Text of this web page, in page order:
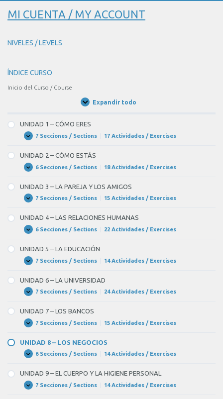
MI CUENTA / MY ACCOUNT
NIVELES / LEVELS
ÍNDICE CURSO
Inicio del Curso / Course
Expandir todo
Unidades
UNIDAD 1 – CÓMO ERES
Expandir
UNIDAD
–
CÓMO
ERES
7 Secciones / Sections 17 Actividades / Exercises
UNIDAD 2 – CÓMO ESTÁS
Expandir
UNIDAD
–
CÓMO
ESTÁS
6 Secciones / Sections 18 Actividades / Exercises
UNIDAD 3 – LA PAREJA Y LOS AMIGOS
Expandir
UNIDAD
–
LA
PAREJA
Y
AMIGOS
7 Secciones / Sections 15 Actividades / Exercises
UNIDAD 4 – LAS RELACIONES HUMANAS
Expandir
UNIDAD
–
LAS
RELACIONES
HUMANAS
6 Secciones / Sections 22 Actividades / Exercises
UNIDAD 5 – LA EDUCACIÓN
Expandir
UNIDAD
–
LA
EDUCACIÓN
7 Secciones / Sections 14 Actividades / Exercises
UNIDAD 6 – LA UNIVERSIDAD
Expandir
UNIDAD
–
LA
UNIVERSIDAD
7 Secciones / Sections 24 Actividades / Exercises
UNIDAD 7 – LOS BANCOS
Expandir
UNIDAD
–
LOS
BANCOS
7 Secciones / Sections 15 Actividades / Exercises
UNIDAD 8 – LOS NEGOCIOS
Expandir
UNIDAD
–
LOS
NEGOCIOS
6 Secciones / Sections 14 Actividades / Exercises
UNIDAD 9 – EL CUERPO Y LA HIGIENE PERSONAL
Expandir
UNIDAD7 Secciones / Sections 14 Actividades / Exercises